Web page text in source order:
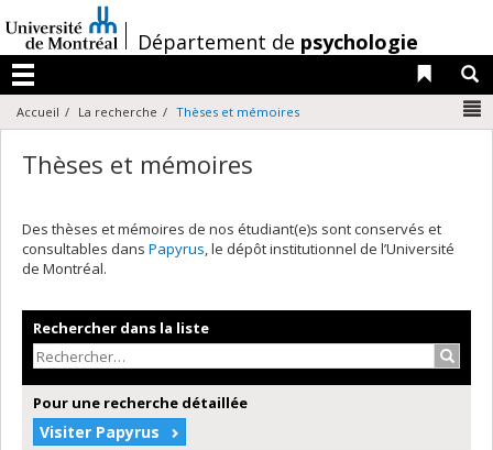
au
contenu
/Département de psychologie
Menu
Liens
Accueil La recherche Thèses et mémoires
Thèses et mémoires
Des thèses et mémoires de nos étudiant(e)s sont conservés et
consultables dans Papyrus, le dépôt institutionnel de l’Université
de Montréal.
Rechercher dans la liste
Pour une recherche détaillée
Visiter Papyrus